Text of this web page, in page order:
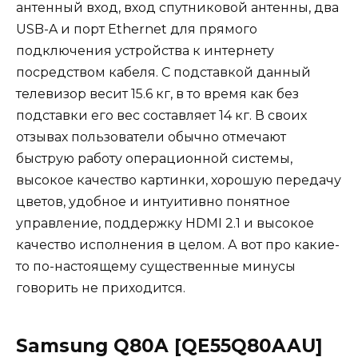
антенный вход, вход спутниковой антенны, два
USB-A и порт Ethernet для прямого
подключения устройства к интернету
посредством кабеля. С подставкой данный
телевизор весит 15.6 кг, в то время как без
подставки его вес составляет 14 кг. В своих
отзывах пользователи обычно отмечают
быструю работу операционной системы,
высокое качество картинки, хорошую передачу
цветов, удобное и интуитивно понятное
управление, поддержку HDMI 2.1 и высокое
качество исполнения в целом. А вот про какие-
то по-настоящему существенные минусы
говорить не приходится.
Samsung Q80A [QE55Q80AAU]